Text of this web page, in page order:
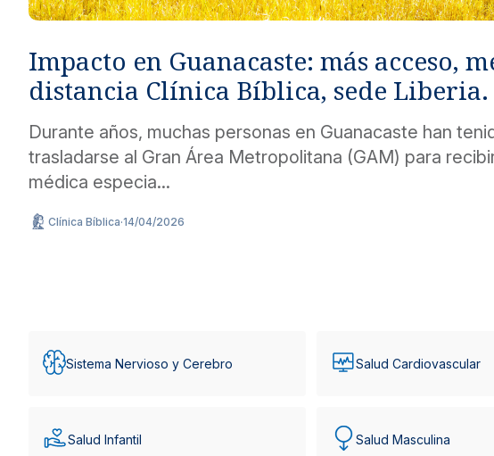
Impacto en Guanacaste: más acceso,
distancia Clínica Bíblica, sede Liberia.
Durante años, muchas personas en Guanacaste han
trasladarse al Gran Área Metropolitana (GAM) para
médica especia...
Clínica Bíblica·14/04/2026
Sistema Nervioso y Cerebro Salud Cardiovascular
Salud Infantil Salud Masculina